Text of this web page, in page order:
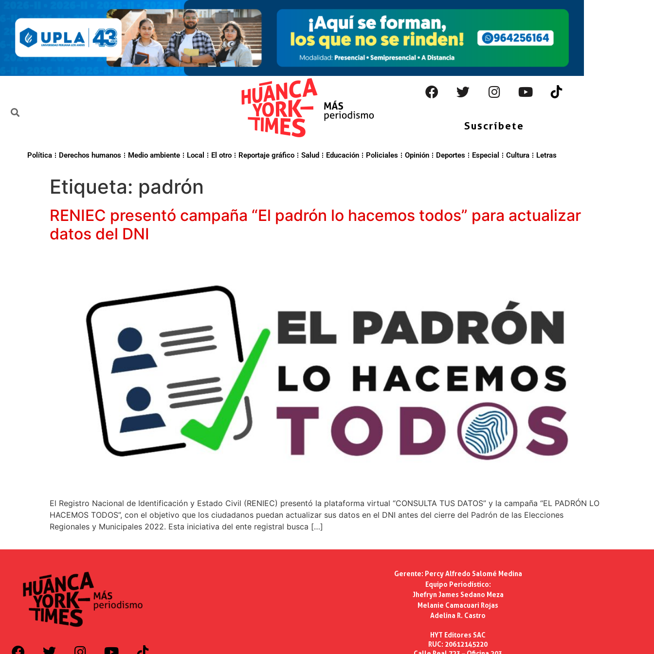
Suscríbete
Política Derechos humanos Medio ambiente Local El otro Reportaje gráfico Salud Educación Policiales Opinión Deportes Especial Cultura Letras
Etiqueta: padrón
RENIEC presentó campaña “El padrón lo hacemos todos” para actualizar
datos del DNI
El Registro Nacional de Identificación y Estado Civil (RENIEC) presentó la plataforma virtual “CONSULTA TUS DATOS” y la campaña “EL PADRÓN LO
HACEMOS TODOS”, con el objetivo que los ciudadanos puedan actualizar sus datos en el DNI antes del cierre del Padrón de las Elecciones
Regionales y Municipales 2022. Esta iniciativa del ente registral busca […]
Gerente: Percy Alfredo Salomé Medina
Equipo Periodístico:
Jhefryn James Sedano Meza
Melanie Camacuari Rojas
Adelina R. Castro
HYT Editores SAC
RUC: 20612145220